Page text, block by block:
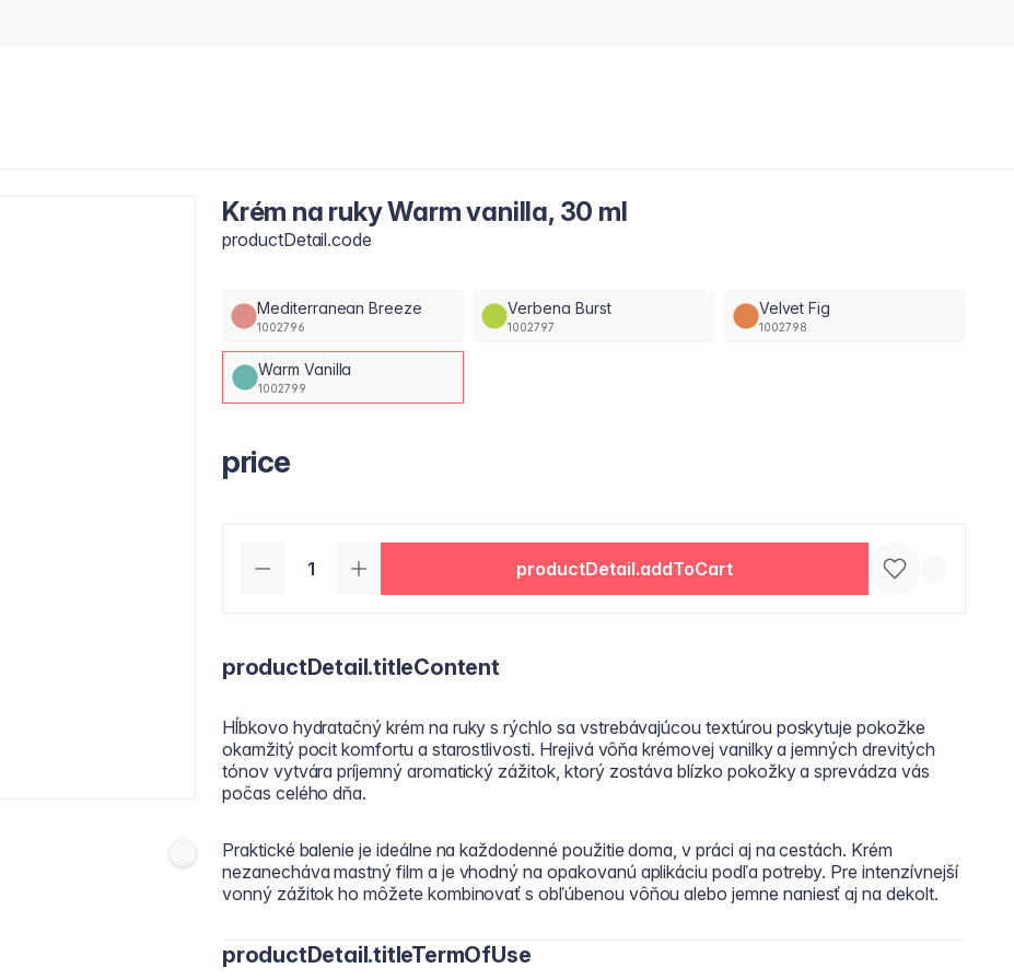
Krém na ruky Warm vanilla, 30 ml
productDetail.code
Mediterranean Breeze
1002796
Verbena Burst
1002797
Velvet Fig
1002798
Warm Vanilla
1002799
price
productDetail.addToCart
productDetail.titleContent
Hĺbkovo hydratačný krém na ruky s rýchlo sa vstrebávajúcou textúrou poskytuje pokožke
okamžitý pocit komfortu a starostlivosti. Hrejivá vôňa krémovej vanilky a jemných drevitých
tónov vytvára príjemný aromatický zážitok, ktorý zostáva blízko pokožky a sprevádza vás
počas celého dňa.
Praktické balenie je ideálne na každodenné použitie doma, v práci aj na cestách. Krém
nezanecháva mastný film a je vhodný na opakovanú aplikáciu podľa potreby. Pre intenzívnejší
vonný zážitok ho môžete kombinovať s obľúbenou vôňou alebo jemne naniesť aj na dekolt.
productDetail.titleTermOfUse